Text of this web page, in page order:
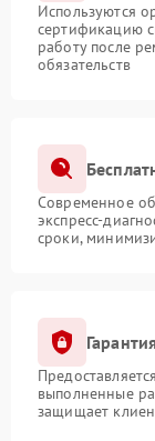
Используются
сертификацию
работу после
обязательств
Современное
экспресс-
сроки,
выполненные
защищает